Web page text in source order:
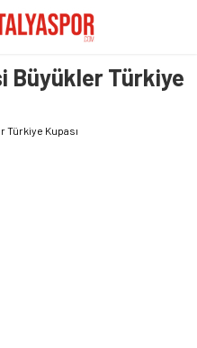
Büyükler Türkiye
Türkiye Kupası